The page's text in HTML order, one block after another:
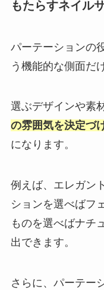
もたらすネイル
パーテーションの
う機能的な側面だ
選ぶデザインや素
の雰囲気を決定づ
になります。
例えば、エレガン
ションを選べばフ
ものを選べばナチ
出できます。
さらに、パーテー